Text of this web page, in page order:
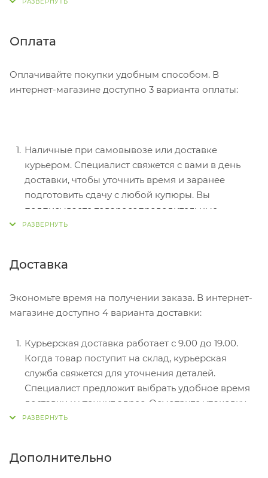
Нажмите кнопку «Оформить заказ».
Оплата
Оплачивайте покупки удобным способом. В
интернет-магазине доступно 3 варианта оплаты:
Наличные при самовывозе или доставке
курьером. Специалист свяжется с вами в день
доставки, чтобы уточнить время и заранее
подготовить сдачу с любой купюры. Вы
подписываете товаросопроводительные
документы, вносите денежные средства,
перенаправит вас на сервер системы ASSIST.
Здесь нужно ввести номер карты, срок действия
Электронные системы при онлайн-заказе:
PayPal, WebMoney и Яндекс.Деньги. Для
совершения покупки система перенаправит вас
на страницу платежного сервиса. Здесь
необходимо заполнить форму по инструкции.
Доставка
Экономьте время на получении заказа. В интернет-
магазине доступно 4 варианта доставки:
Курьерская доставка работает с 9.00 до 19.00.
Когда товар поступит на склад, курьерская
служба свяжется для уточнения деталей.
Специалист предложит выбрать удобное время
доставки и уточнит адрес. Осмотрите упаковку
на целостность и соответствие указанной
Дополнительно